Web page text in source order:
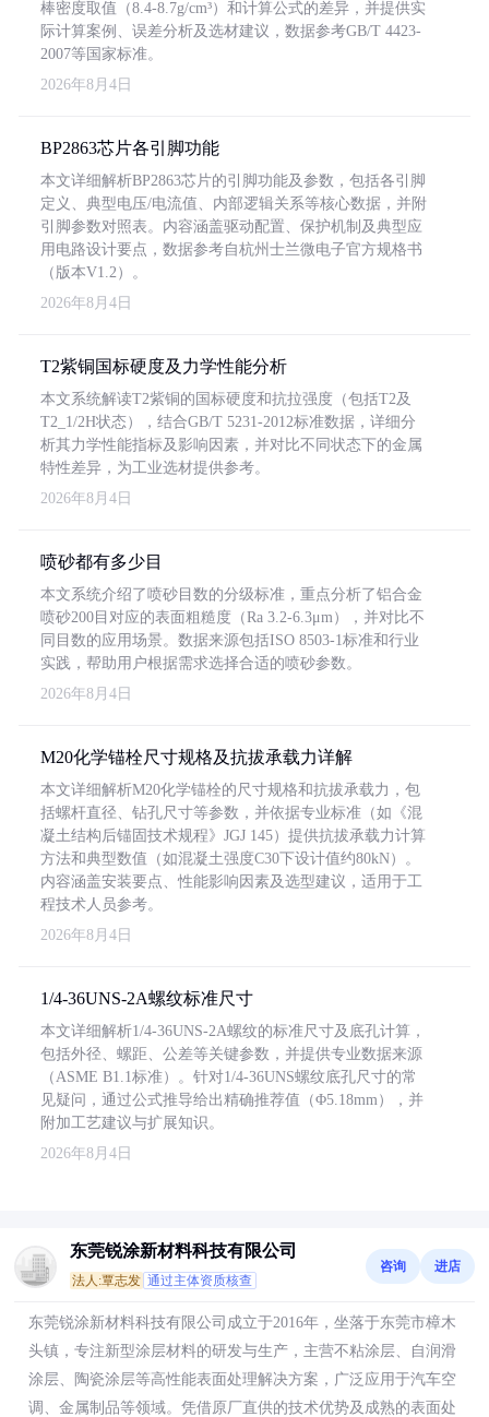
棒密度取值（8.4-8.7g/cm³）和计算公式的差异，并提供实
际计算案例、误差分析及选材建议，数据参考GB/T 4423-
2007等国家标准。
2026年8月4日
BP2863芯片各引脚功能
本文详细解析BP2863芯片的引脚功能及参数，包括各引脚
定义、典型电压/电流值、内部逻辑关系等核心数据，并附
引脚参数对照表。内容涵盖驱动配置、保护机制及典型应
用电路设计要点，数据参考自杭州士兰微电子官方规格书
（版本V1.2）。
2026年8月4日
T2紫铜国标硬度及力学性能分析
本文系统解读T2紫铜的国标硬度和抗拉强度（包括T2及
T2_1/2H状态），结合GB/T 5231-2012标准数据，详细分
析其力学性能指标及影响因素，并对比不同状态下的金属
特性差异，为工业选材提供参考。
2026年8月4日
喷砂都有多少目
本文系统介绍了喷砂目数的分级标准，重点分析了铝合金
喷砂200目对应的表面粗糙度（Ra 3.2-6.3μm），并对比不
同目数的应用场景。数据来源包括ISO 8503-1标准和行业
实践，帮助用户根据需求选择合适的喷砂参数。
2026年8月4日
M20化学锚栓尺寸规格及抗拔承载力详解
本文详细解析M20化学锚栓的尺寸规格和抗拔承载力，包
括螺杆直径、钻孔尺寸等参数，并依据专业标准（如《混
凝土结构后锚固技术规程》JGJ 145）提供抗拔承载力计算
方法和典型数值（如混凝土强度C30下设计值约80kN）。
内容涵盖安装要点、性能影响因素及选型建议，适用于工
程技术人员参考。
2026年8月4日
1/4-36UNS-2A螺纹标准尺寸
本文详细解析1/4-36UNS-2A螺纹的标准尺寸及底孔计算，
包括外径、螺距、公差等关键参数，并提供专业数据来源
（ASME B1.1标准）。针对1/4-36UNS螺纹底孔尺寸的常
见疑问，通过公式推导给出精确推荐值（Φ5.18mm），并
附加工艺建议与扩展知识。
2026年8月4日
东莞锐涂新材料科技有限公司
法人:覃志发 通过主体资质核查
咨询 进店
东莞锐涂新材料科技有限公司成立于2016年，坐落于东莞市樟木
头镇，专注新型涂层材料的研发与生产，主营不粘涂层、自润滑
涂层、陶瓷涂层等高性能表面处理解决方案，广泛应用于汽车空
调、金属制品等领域。凭借原厂直供的技术优势及成熟的表面处